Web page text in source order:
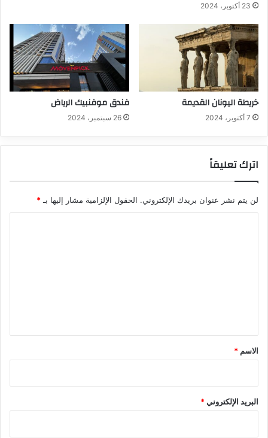
23 أكتوبر، 2024
خريطة اليونان القديمة
7 أكتوبر، 2024
فندق موفنبيك الرياض
26 سبتمبر، 2024
اترك تعليقاً
لن يتم نشر عنوان بريدك الإلكتروني. الحقول الإلزامية مشار إليها بـ *
*
الاسم *
البريد الإلكتروني*